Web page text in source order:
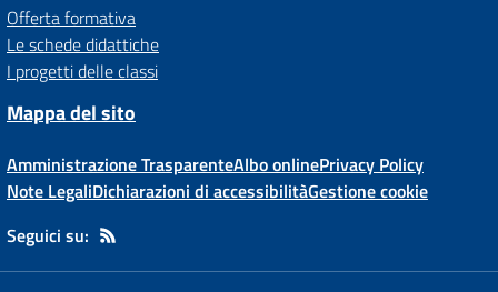
Offerta formativa
Le schede didattiche
I progetti delle classi
Mappa del sito
Amministrazione TrasparenteAlbo onlinePrivacy Policy
Note LegaliDichiarazioni di accessibilitàGestione cookie
Seguici su: